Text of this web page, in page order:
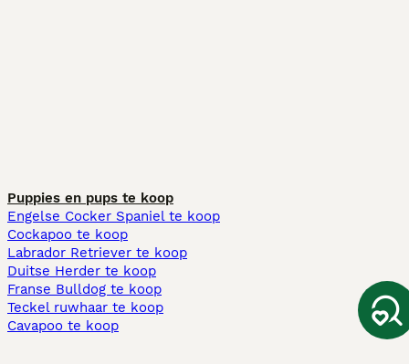
Puppies en pups te koop
Engelse Cocker Spaniel te koop
Cockapoo te koop
Labrador Retriever te koop
Duitse Herder te koop
Franse Bulldog te koop
Teckel ruwhaar te koop
Cavapoo te koop